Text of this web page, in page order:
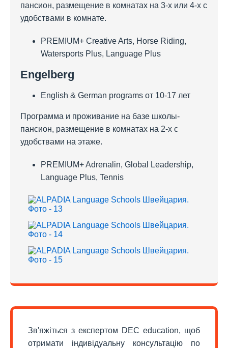
пансион, размещение в комнатах на 3-х или 4-х с
удобствами в комнате.
PREMIUM+ Creative Arts, Horse Riding,
Watersports Plus, Language Plus
Engelberg
English & German programs от 10-17 лет
Программа и проживание на базе школы-
пансион, размещение в комнатах на 2-х с
удобствами на этаже.
PREMIUM+ Adrenalin, Global Leadership,
Language Plus, Tennis
Зв'яжіться з експертом DEC education, щоб
отримати індивідуальну консультацію по